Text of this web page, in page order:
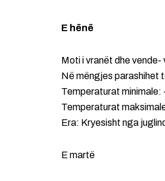
E hënë
Moti i vranët dhe vende-
Në mëngjes parashihet
Temperaturat minimale:
Temperaturat
Era: Kryesisht nga
E martë